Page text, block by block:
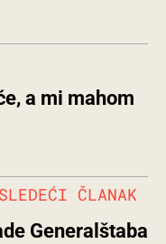
a mi mahom
Generalštaba
SLEDEĆI ČLANAK